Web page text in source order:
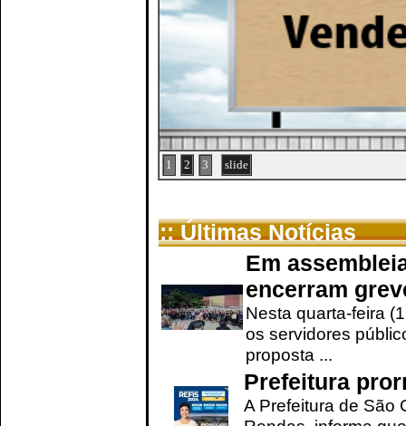
1 2 3 slide
:: Últimas Notícias
Em
encerram
Nesta quarta-feira
os servidores
proposta ...
Prefeitura
A Prefeitura de São